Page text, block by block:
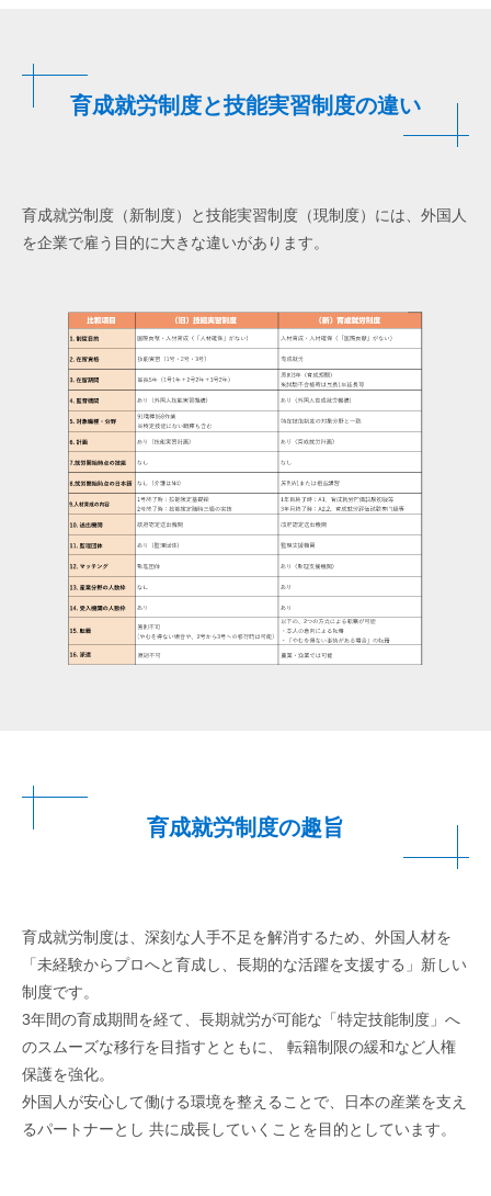
育成就労制度と技能実習制度の違い
育成就労制度（新制度）と技能実習制度（現制度）には、外国人
を企業で雇う目的に大きな違いがあります。
育成就労制度の趣旨
育成就労制度は、深刻な人手不足を解消するため、外国人材を
「未経験からプロへと育成し、長期的な活躍を支援する」新しい
制度です。
3年間の育成期間を経て、長期就労が可能な「特定技能制度」へ
のスムーズな移行を目指すとともに、 転籍制限の緩和など人権
保護を強化。
外国人が安心して働ける環境を整えることで、日本の産業を支え
るパートナーとし 共に成長していくことを目的としています。